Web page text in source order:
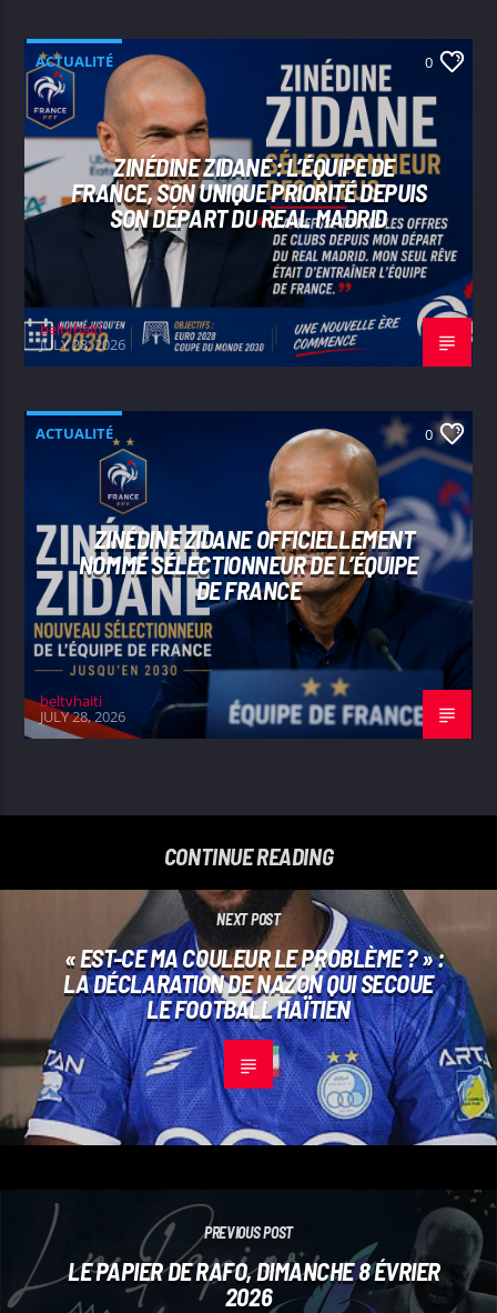
ACTUALITÉ 0
ZINÉDINE ZIDANE : L’ÉQUIPE DE
FRANCE, SON UNIQUE PRIORITÉ DEPUIS
SON DÉPART DU REAL MADRID
beltvhaiti
JULY 28, 2026
ACTUALITÉ 0
ZINÉDINE ZIDANE OFFICIELLEMENT
NOMMÉ SÉLECTIONNEUR DE L’ÉQUIPE
DE FRANCE
beltvhaiti
JULY 28, 2026
CONTINUE READING
NEXT POST
​« EST-CE MA COULEUR LE PROBLÈME ? » :
LA DÉCLARATION DE NAZON QUI SECOUE
LE FOOTBALL HAÏTIEN
PREVIOUS POST
LE PAPIER DE RAFO, DIMANCHE 8 ÉVRIER
2026